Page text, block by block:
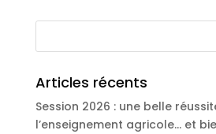
Articles récents
Session 2026 : une belle
l’enseignement agricole… et